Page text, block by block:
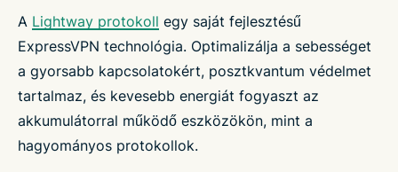
A Lightway protokoll egy saját fejlesztésű
ExpressVPN technológia. Optimalizálja a sebességet
a gyorsabb kapcsolatokért, posztkvantum védelmet
tartalmaz, és kevesebb energiát fogyaszt az
akkumulátorral működő eszközökön, mint a
hagyományos protokollok.